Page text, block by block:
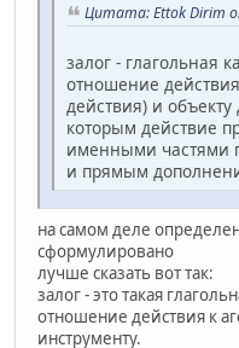
Цитата: Ettok Dirim
залог - глагольная
отношение
действия) и
которым действие
именными частями
и прямым
на самом деле
сформулировано
лучше сказать вот так:
залог - это такая
отношение действия к
инструменту.